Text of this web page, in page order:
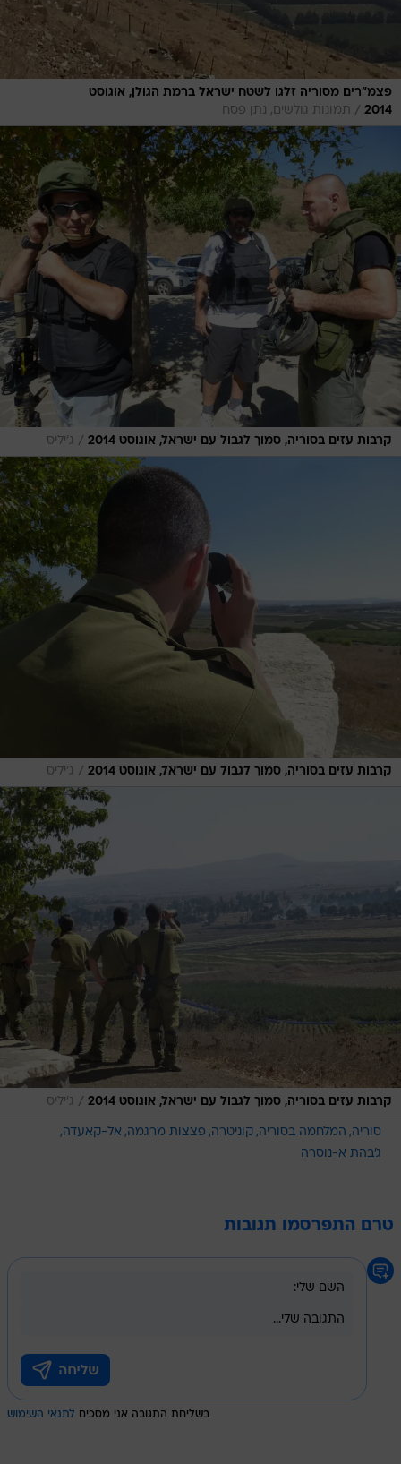
פצמ"רים מסוריה זלגו לשטח ישראל ברמת הגולן, אוגוסט
2014
/ תמונות גולשים, נתן פסח
קרבות עזים בסוריה, סמוך לגבול עם ישראל, אוגוסט 2014 / ג'יליס
קרבות עזים בסוריה, סמוך לגבול עם ישראל, אוגוסט 2014 / ג'יליס
קרבות עזים בסוריה, סמוך לגבול עם ישראל, אוגוסט 2014 / ג'יליס
סוריה המלחמה בסוריה קוניטרה פצצות מרגמה
אל-קאעדה
ג'בהת א-נוסרה
טרם התפרסמו תגובות
בשליחת התגובה אני מסכים לתנאי השימוש